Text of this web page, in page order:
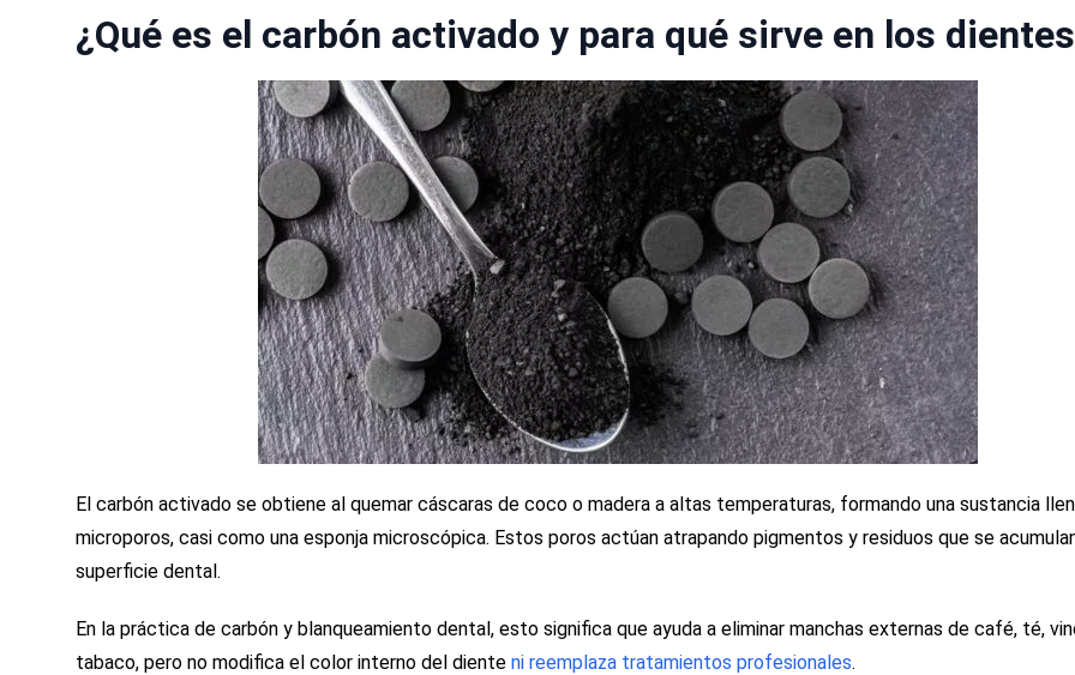
¿Qué es el carbón activado y para qué sirve en los
El carbón activado se obtiene al quemar cáscaras de coco o madera a altas temperaturas, formando una sustancia
microporos, casi como una esponja microscópica. Estos poros actúan atrapando pigmentos y residuos que se
superficie dental.
En la práctica de carbón y blanqueamiento dental, esto significa que ayuda a eliminar manchas externas de café, té,
tabaco, pero no modifica el color interno del dienteni reemplaza tratamientos profesionales.